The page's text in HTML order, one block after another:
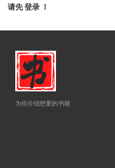
请先登录 ！
为你介绍想要的书籍